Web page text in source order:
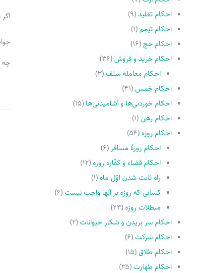
احکام تقلید(۹)
احکام تیمم(۱)
احکام حج (۱۶)
احکام خرید و فروش(۳۶)
احکام معامله سلف(۳)
احکام خمس(۴۱)
احکام خوردنی‌ها و آشامیدنی‌ها(۱۵)
احکام رهن(۱)
احکام روزه(۵۴)
احکام روزۀ مسافر (۶)
احکام قضاء و کفّاره روزه(۱۲)
راه ثابت شدن اوّل ماه(۱)
کسانى که روزه بر آنها واجب نیست(۶)
مبطلات روزه(۲۳)
احکام سر بریدن و شکار حیوانات(۲)
احکام شرکت(۶)
احکام طلاق(۱۵)
احکام طهارت(۳۵)
چه